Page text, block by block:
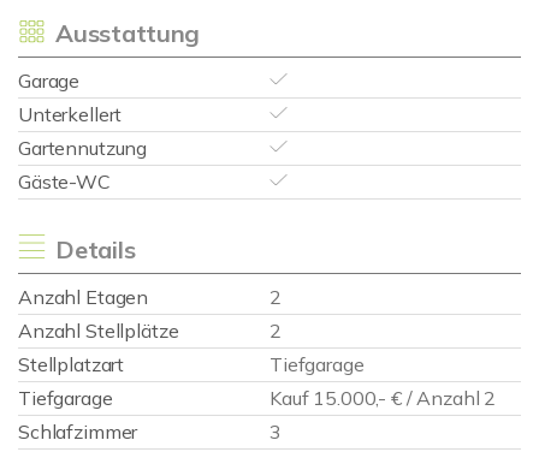
Ausstattung
Garage
Unterkellert
Gartennutzung
Gäste-WC
Details
Anzahl Etagen
2
Anzahl Stellplätze
2
Stellplatzart
Tiefgarage
Tiefgarage
Kauf 15.000,- € / Anzahl 2
Schlafzimmer
3